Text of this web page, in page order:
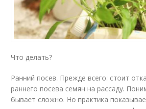
Что делать?
Ранний посев. Прежде всего: стоит
раннего посева семян на рассаду.
бывает сложно. Но практика